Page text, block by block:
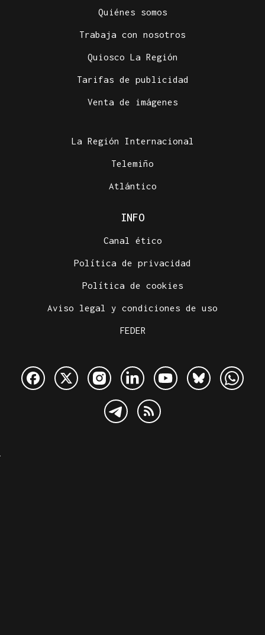
Quiénes somos
Trabaja con nosotros
Quiosco La Región
Tarifas de publicidad
Venta de imágenes
La Región Internacional
Telemiño
Atlántico
INFO
Canal ético
Política de privacidad
Política de cookies
Aviso legal y condiciones de uso
FEDER